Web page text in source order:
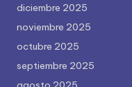
diciembre 2025
noviembre 2025
octubre 2025
septiembre 2025